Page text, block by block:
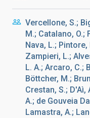
Vercellone, S.;
M.; Catalano, O.;
Nava, L.; Pintore,
Zampieri, L.;
L. A.; Arcaro, C.;
Böttcher, M.;
Crestan, S.; D'Aì,
A.; de Gouveia
Lamastra, A.;